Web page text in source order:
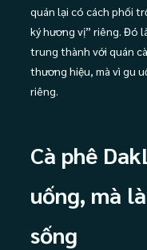
quán lại có cách phối
ký hương vị” riêng. Đó
trung thành với quán
thương hiệu, mà vì gu
riêng.
Cà phê
uống, mà
sống